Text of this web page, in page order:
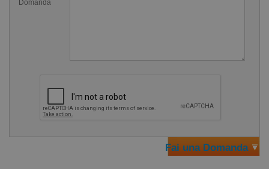
non lasciare esposta alla luce diretta del sole
per evitare strappi
Domanda
Fai una Domanda